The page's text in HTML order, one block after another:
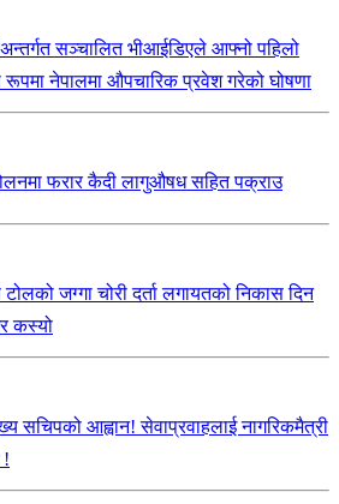
सञ्चालित भीआईडिएले आफ्नो पहिलो
रूपमा नेपालमा औपचारिक प्रवेश गरेको घोषणा
फरार कैदी लागुऔषध सहित पक्राउ
टोलको जग्गा चोरी दर्ता लगायतको निकास दिन
कस्यो
सचिपको आह्वान! सेवाप्रवाहलाई नागरिकमैत्री
!